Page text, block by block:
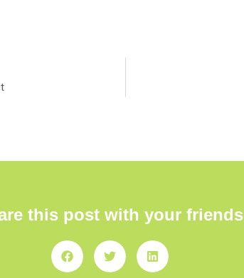
this post with your friends